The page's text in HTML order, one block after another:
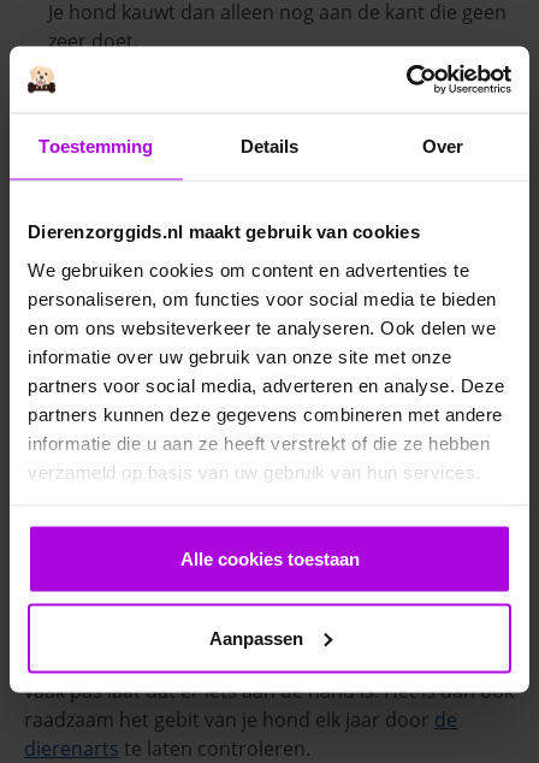
Toestemming Details Over
Dierenzorggids.nl maakt gebruik van cookies
We gebruiken cookies om content en advertenties te
personaliseren, om functies voor social media te bieden
en om ons websiteverkeer te analyseren. Ook delen we
informatie over uw gebruik van onze site met onze
partners voor social media, adverteren en analyse. Deze
partners kunnen deze gegevens combineren met andere
informatie die u aan ze heeft verstrekt of die ze hebben
verzameld op basis van uw gebruik van hun services.
Alle cookies toestaan
Aanpassen
Je hond kauwt dan alleen nog aan de kant die geen
zeer doet.
Langzaam eten, voedsel knoeien.
heeft, kan dit wijzen op tandsteen of andere
problemen in de mondholte. Ook knoeien tijdens
Agressieve of schrikreactie bij aanraking van de bek
of de kop.
Wanneer het gebit of tandvlees pijn doet kan je
hond hierop boos, angstig of geschrokken
reageren.
Minder zin om te spelen.
Honden spelen voornamelijk met de bek. Wanneer
er hier problemen zijn, zul je merken dat je dier
Algeheel minder vrolijk.
Veel honden met gebitsproblemen laten liever niet
vaak pas laat dat er iets aan de hand is. Het is dan ook
raadzaam het gebit van je hond elk jaar door de
dierenarts te laten controleren.